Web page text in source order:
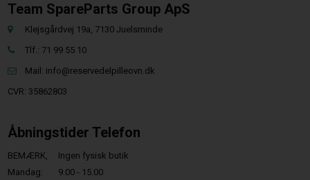
Team SpareParts Group ApS
Klejsgårdvej 19a, 7130 Juelsminde
Tlf.: 71 99 55 10
Mail: info@reservedelpilleovn.dk
CVR: 35862803
Åbningstider Telefon
BEMÆRK,
Ingen fysisk butik
Mandag:
9.00 - 15.00